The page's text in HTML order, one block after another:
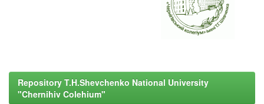
Repository T.H.Shevchenko National University
"Chernihiv Colehium"